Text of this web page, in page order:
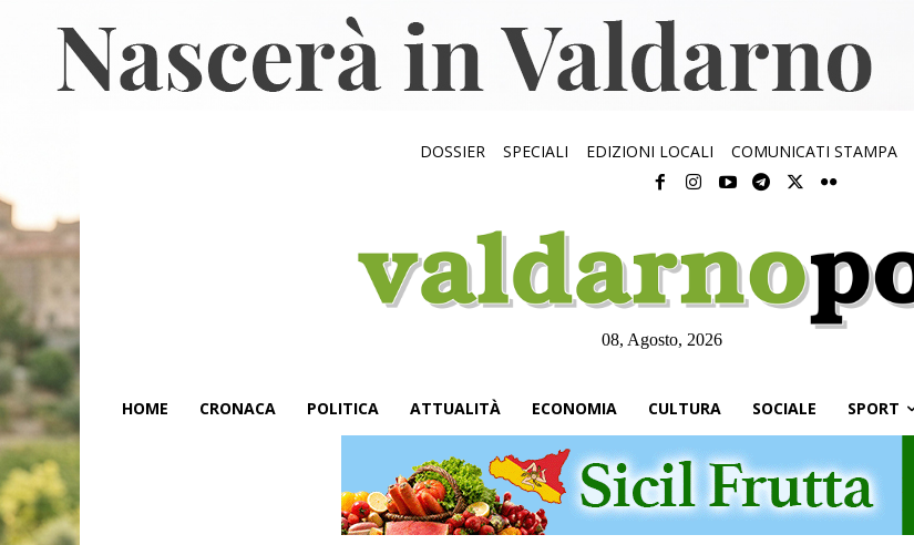
DOSSIER SPECIALI EDIZIONI LOCALI COMUNICATI STAMPA
08, Agosto, 2026
HOME CRONACA POLITICA ATTUALITÀ ECONOMIA CULTURA SOCIALE SPORT